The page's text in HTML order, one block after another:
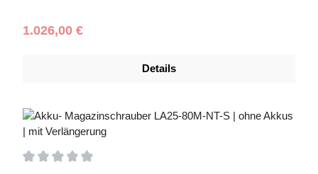
Regulärer Preis:
1.026,00 €
Details